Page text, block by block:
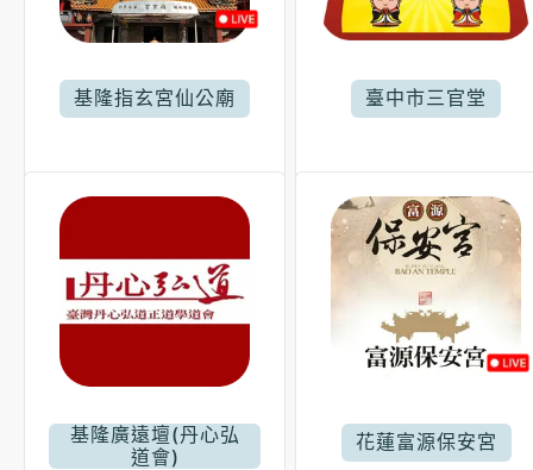
基隆指玄宮仙公廟 臺中市三官堂
基隆廣遠壇(丹心弘
道會)
花蓮富源保安宮